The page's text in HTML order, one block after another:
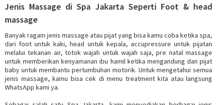
Jenis Massage di Spa Jakarta Seperti Foot & head
massage
Banyak ragam jenis massage atau pijat yang bisa kamu coba ketika spa,
dari foot untuk kaki, head untuk kepala, accupressure untuk pijatan
melalui tekanan air, totok wajah untuk wajah saja, pre natal massage
untuk memberikan kenyamanan ibu hamil ketika mengandung dan pijat
baby untuk membantu pertumbuhan motorik. Untuk mengetahui semua
jenis massage, kamu bisa cek di menu treatment kita atau langsung
WhatsApp kami ya.